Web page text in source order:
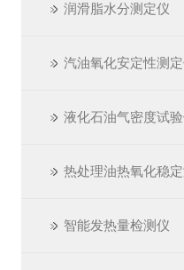
润滑脂水分测定仪
汽油氧化安定性测
液化石油气密度试
热处理油热氧化稳
智能发热量检测仪